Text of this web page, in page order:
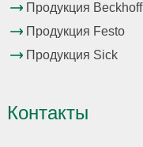
Продукция Beckhoff
Продукция Festo
Продукция Sick
Контакты